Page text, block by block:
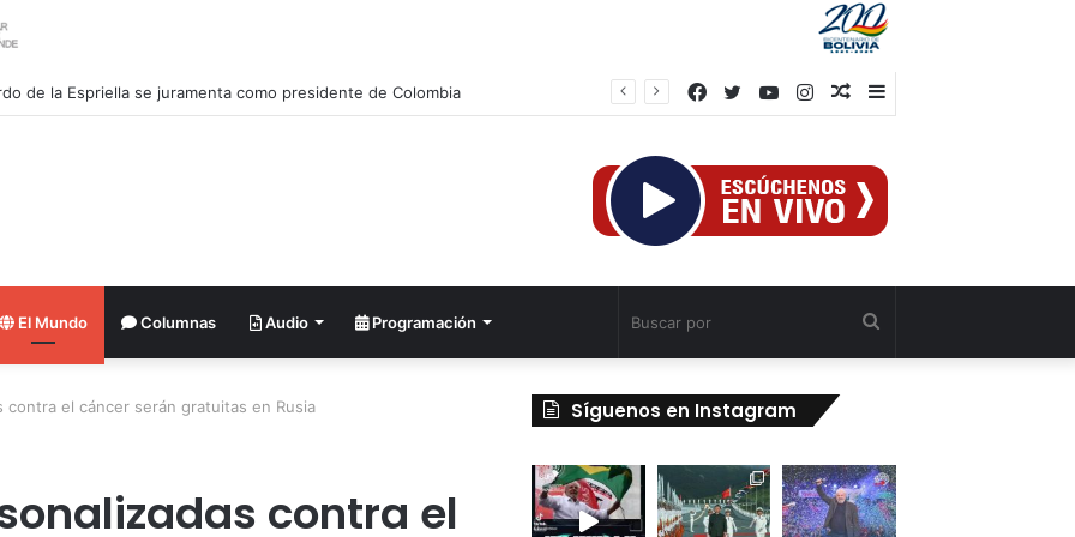
de la Espriella se juramenta como presidente de Colombia
Barra
Publicación
azar
Instagram
YouTube
Twitter
Facebook
El Mundo Columnas Audio Programación
contra el cáncer serán gratuitas en Rusia
contra el
Síguenos en Instagram